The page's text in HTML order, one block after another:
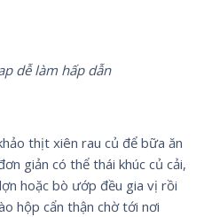
dễ làm hấp dẫn
thịt xiên rau củ để bữa ăn
giản có thể thái khúc củ cải,
hoặc bò ướp đều gia vị rồi
hộp cẩn thận chờ tới nơi